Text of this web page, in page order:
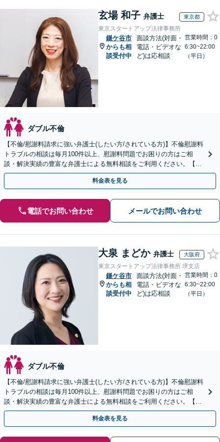
玄場 和子 弁護士 東京都
東京スタートアップ法律事務所
鎌ケ谷市
からも相
談受付中
面談方法(対面・
電話・ビデオな
ど)は応相談
営業時間：0
6:30~22:00
（平日）
ダブル不倫
【不倫/慰謝料請求に強い弁護士(したい方/されている方)】不倫慰謝料
トラブルの相談は毎月100件以上、慰謝料問題でお困りの方はご相
談・解決実績の豊富な弁護士による無料相談をご利用ください。【初
回相談０円(電話)】【全国対応】
料金表を見る
電話でお問い合わせ メールでお問い合わせ
大泉 まどか 弁護士 大阪府
東京スタートアップ法律事務所 堺支店
鎌ケ谷市
からも相
談受付中
面談方法(対面・
電話・ビデオな
ど)は応相談
営業時間：0
6:30~22:00
（平日）
ダブル不倫
【不倫/慰謝料請求に強い弁護士(したい方/されている方)】不倫慰謝料
トラブルの相談は毎月100件以上、慰謝料問題でお困りの方はご相
談・解決実績の豊富な弁護士による無料相談をご利用ください。【不
倫相談は初回0円】【全国対応】
料金表を見る